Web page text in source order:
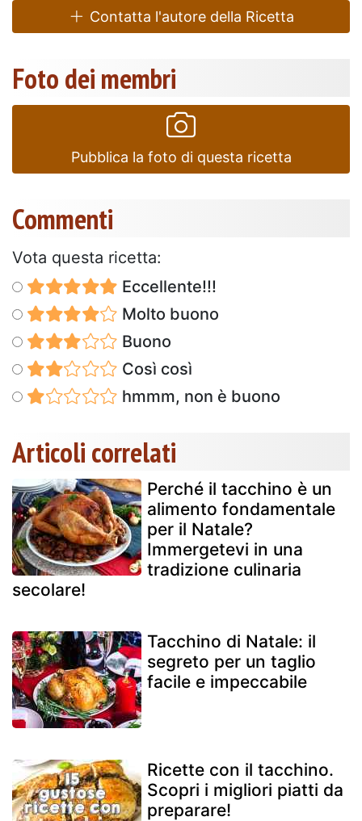
Contatta l'autore della Ricetta
Foto dei membri
Pubblica la foto di questa ricetta
Commenti
Vota questa ricetta:
Eccellente!!!
Molto buono
Buono
Così così
hmmm, non è buono
Articoli correlati
Perché il tacchino è un
alimento fondamentale
per il Natale?
Immergetevi in una
tradizione culinaria
secolare!
Tacchino di Natale: il
segreto per un taglio
facile e impeccabile
Ricette con il tacchino.
Scopri i migliori piatti da
preparare!